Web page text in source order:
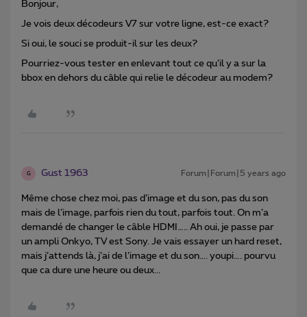
Bonjour,
Je vois deux décodeurs V7 sur votre ligne, est-ce exact?
Si oui, le souci se produit-il sur les deux?
Pourriez-vous tester en enlevant tout ce qu’il y a sur la
bbox en dehors du câble qui relie le décodeur au modem?
G Gust 1963 Forum|Forum|5 years ago
Même chose chez moi, pas d’image et du son, pas du son
mais de l’image, parfois rien du tout, parfois tout. On m’a
demandé de changer le câble HDMI….. Ah oui, je passe par
un ampli Onkyo, TV est Sony. Je vais essayer un hard reset,
mais j’attends là, j’ai de l’image et du son…. youpi…. pourvu
que ca dure une heure ou deux...